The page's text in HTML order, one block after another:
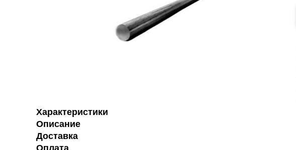
Характеристики
Описание
Доставка
Оплата